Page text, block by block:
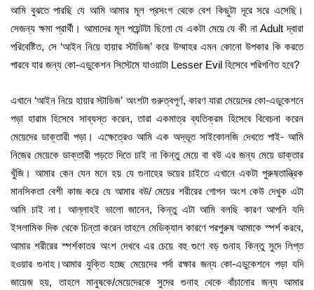
আমি বুঝতে পারছি যে আমি আমার মূল প্রসংগ থেকে বেশ কিছুটা দূরে সরে এসেছি।
সেজন্য ক্ষমা প্রার্থী। আমাদের মূল পয়েন্টটা ছিলো যে একটা মেয়ে যে কী না Adult দ্বারা
পরিবেষ্টিত, সে ‘আইন নিয়ে হায়ার স্টাডিজ’ করে উম্মাহর এমন কোনো উপকার কি করতে
পারবে যার জন্য কো-এডুকেশন সিস্টেমে যাওয়াটা Lesser Evil হিসেবে পরিগণিত হবে?
এখানে ‘আইন নিয়ে হায়ার স্টাডিজ’ অংশটা গুরুত্বপূর্ণ, কারণ যারা মেয়েদের কো-এডুকেশনে
পড়া হারাম হিসেবে সাব্যস্ত করেন, তারা একমাত্র ব্যতিক্রম হিসেবে বিবেচনা করেন
মেয়েদের ডাক্তারী পড়া। এক্ষেত্রেও আমি এক অদ্ভূত সাইকোলজি দেখতে পাই- আমি
নিজের মেয়েকে ডাক্তারী পড়তে দিতে চাই না কিন্তু মেয়ে বা বউ এর জন্য মেয়ে ডাক্তার
খুঁজি। আমার কেন যেন মনে হয় যে গুনাহের ভয়ের চাইতে এখানে একটা পুরুষতান্ত্রিক
মানসিকতা বেশী কাজ করে যে আমার বউ/ মেয়ের শরীরের গোপন অংশ কেউ দেখুক এটা
আমি চাই না। আল্লাহই ভালো জানেন, কিন্তু এটা আমি বলছি কারণ আপনি যদি
ইসলামিক দিক থেকে চিন্তা করেন তাহলে মেডিক্যাল কারণে পরপুরুষ আমাকে স্পর্শ করবে,
আমার শরীরের স্পর্শকাতর অংশ দেখবে এর চেয়ে বহু গুণে বড় গুনাহ কিন্তু সুদে লিপ্ত
হওয়ার গুনাহ।আমার যুক্তি হচ্ছে মেয়েদের পর্দা রক্ষার জন্য কো-এডুকেশনে পড়া যদি
জায়েজ হয়, তাহলে মানুষকে/মেয়েদেরকে সুদের গুনাহ থেকে বাঁচানোর জন্য আমার